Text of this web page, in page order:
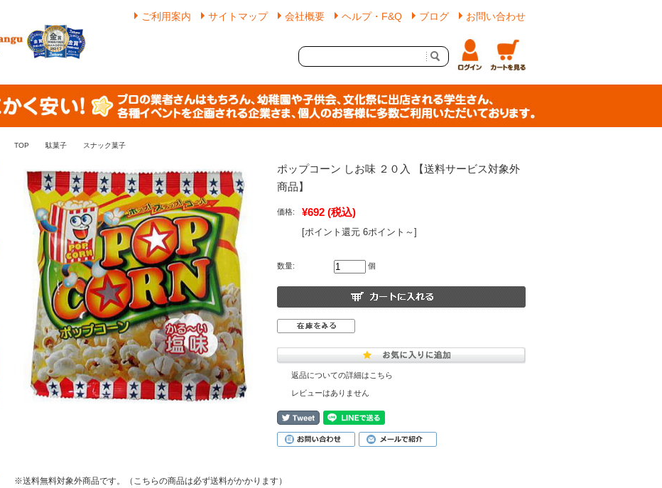
ご利用案内 サイトマップ 会社概要 ヘルプ・F&Q ブログ お問い合わせ
TOP 駄菓子 スナック菓子
ポップコーン しお味 ２０入 【送料サービス対象外
商品】
価格: ¥692 (税込)
[ポイント還元 6ポイント～]
数量: 個
返品についての詳細はこちら
レビューはありません
※送料無料対象外商品です。（こちらの商品は必ず送料がかかります）